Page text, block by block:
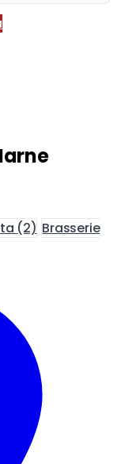
(2) Brasserie